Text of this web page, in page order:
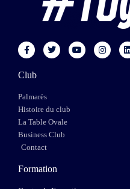
Club
Palmarès
Histoire du club
La Table Ovale
Business Club
Contact
Formation